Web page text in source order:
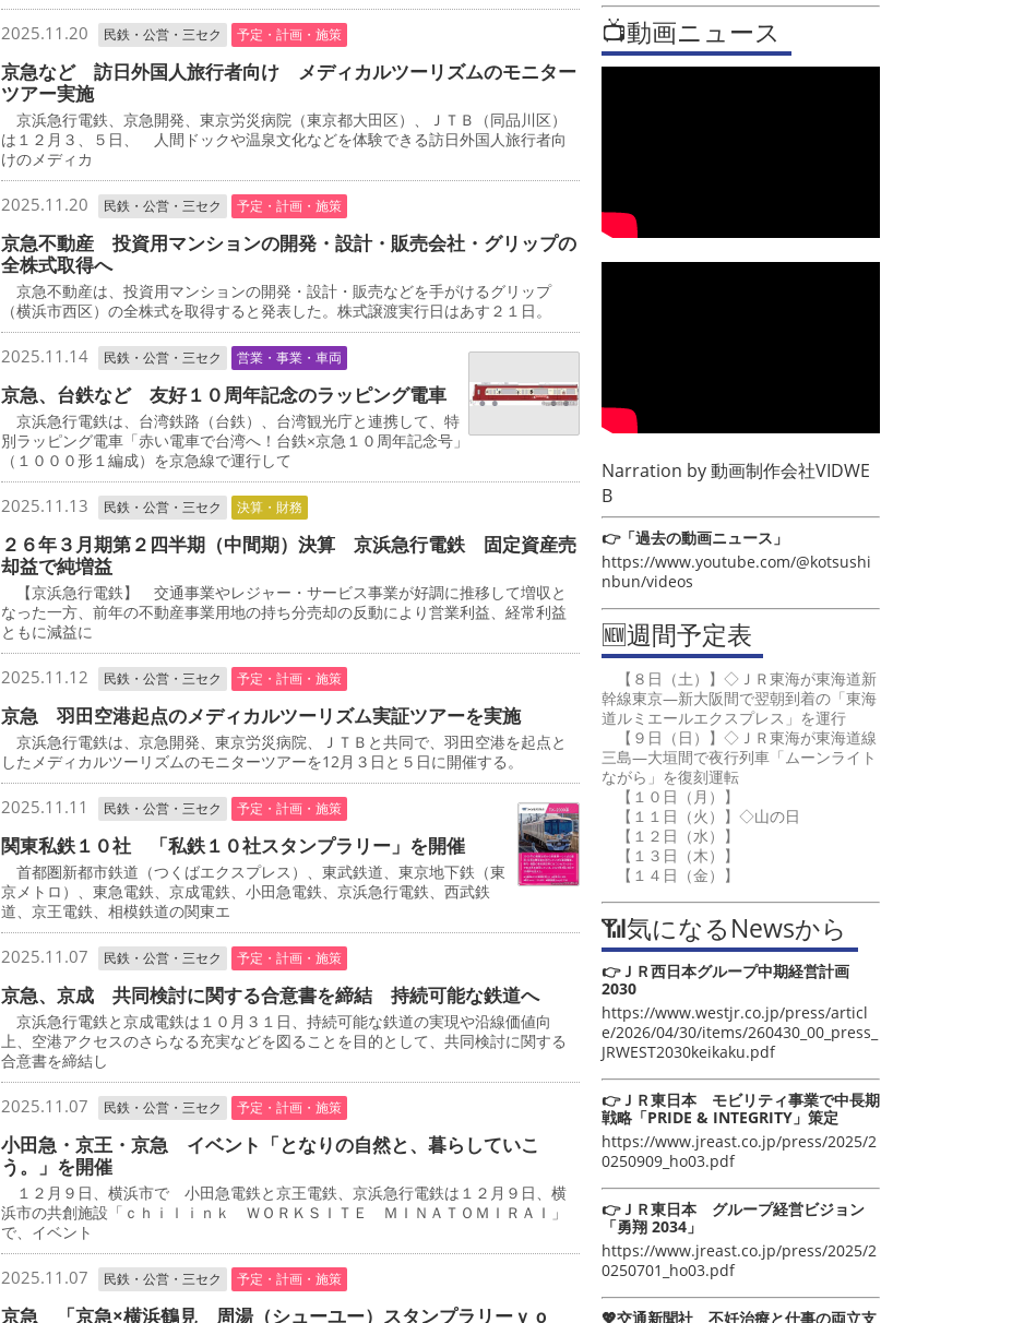
2025.11.20 民鉄・公営・三セク 予定・計画・施策
京急など 訪日外国人旅行者向け メディカルツーリズムのモニター
ツアー実施
京浜急行電鉄、京急開発、東京労災病院（東京都大田区）、ＪＴＢ（同品川区）
は１２月３、５日、 人間ドックや温泉文化などを体験できる訪日外国人旅行者向
けのメディカ
2025.11.20 民鉄・公営・三セク 予定・計画・施策
京急不動産 投資用マンションの開発・設計・販売会社・グリップの
全株式取得へ
京急不動産は、投資用マンションの開発・設計・販売などを手がけるグリップ
（横浜市西区）の全株式を取得すると発表した。株式譲渡実行日はあす２１日。
2025.11.14 民鉄・公営・三セク 営業・事業・車両
京急、台鉄など 友好１０周年記念のラッピング電車
京浜急行電鉄は、台湾鉄路（台鉄）、台湾観光庁と連携して、特
別ラッピング電車「赤い電車で台湾へ！台鉄×京急１０周年記念号」
（１０００形１編成）を京急線で運行して
2025.11.13 民鉄・公営・三セク 決算・財務
２６年３月期第２四半期（中間期）決算 京浜急行電鉄 固定資産売
却益で純増益
【京浜急行電鉄】 交通事業やレジャー・サービス事業が好調に推移して増収と
なった一方、前年の不動産事業用地の持ち分売却の反動により営業利益、経常利益
ともに減益に
2025.11.12 民鉄・公営・三セク 予定・計画・施策
京急 羽田空港起点のメディカルツーリズム実証ツアーを実施
京浜急行電鉄は、京急開発、東京労災病院、ＪＴＢと共同で、羽田空港を起点と
したメディカルツーリズムのモニターツアーを12月３日と５日に開催する。
2025.11.11 民鉄・公営・三セク 予定・計画・施策
関東私鉄１０社 「私鉄１０社スタンプラリー」を開催
首都圏新都市鉄道（つくばエクスプレス）、東武鉄道、東京地下鉄（東
京メトロ）、東急電鉄、京成電鉄、小田急電鉄、京浜急行電鉄、西武鉄
道、京王電鉄、相模鉄道の関東エ
2025.11.07 民鉄・公営・三セク 予定・計画・施策
京急、京成 共同検討に関する合意書を締結 持続可能な鉄道へ
京浜急行電鉄と京成電鉄は１０月３１日、持続可能な鉄道の実現や沿線価値向
上、空港アクセスのさらなる充実などを図ることを目的として、共同検討に関する
合意書を締結し
2025.11.07 民鉄・公営・三セク 予定・計画・施策
小田急・京王・京急 イベント「となりの自然と、暮らしていこ
う。」を開催
１２月９日、横浜市で 小田急電鉄と京王電鉄、京浜急行電鉄は１２月９日、横
浜市の共創施設「ｃｈｉｌｉｎｋ ＷＯＲＫＳＩＴＥ ＭＩＮＡＴＯＭＩＲＡＩ」
で、イベント
2025.11.07 民鉄・公営・三セク 予定・計画・施策
京急 「京急×横浜鶴見 周湯（シューユー）スタンプラリーｖｏ
📺動画ニュース
Narration by動画制作会社VIDWE
B
👉「過去の動画ニュース」
https://www.youtube.com/@kotsushi
nbun/videos
🆕週間予定表
【８日（土）】◇ＪＲ東海が東海道新
幹線東京―新大阪間で翌朝到着の「東海
道ルミエールエクスプレス」を運行
【９日（日）】◇ＪＲ東海が東海道線
三島―大垣間で夜行列車「ムーンライト
ながら」を復刻運転
【１０日（月）】
【１１日（火）】◇山の日
【１２日（水）】
【１３日（木）】
【１４日（金）】
📶気になるNewsから
👉ＪＲ西日本グループ中期経営計画
2030
https://www.westjr.co.jp/press/articl
e/2026/04/30/items/260430_00_press_
JRWEST2030keikaku.pdf
👉ＪＲ東日本 モビリティ事業で中長期
戦略「PRIDE & INTEGRITY」策定
https://www.jreast.co.jp/press/2025/2
0250909_ho03.pdf
👉ＪＲ東日本 グループ経営ビジョン
「勇翔 2034」
https://www.jreast.co.jp/press/2025/2
0250701_ho03.pdf
💖交通新聞社 不妊治療と仕事の両立支